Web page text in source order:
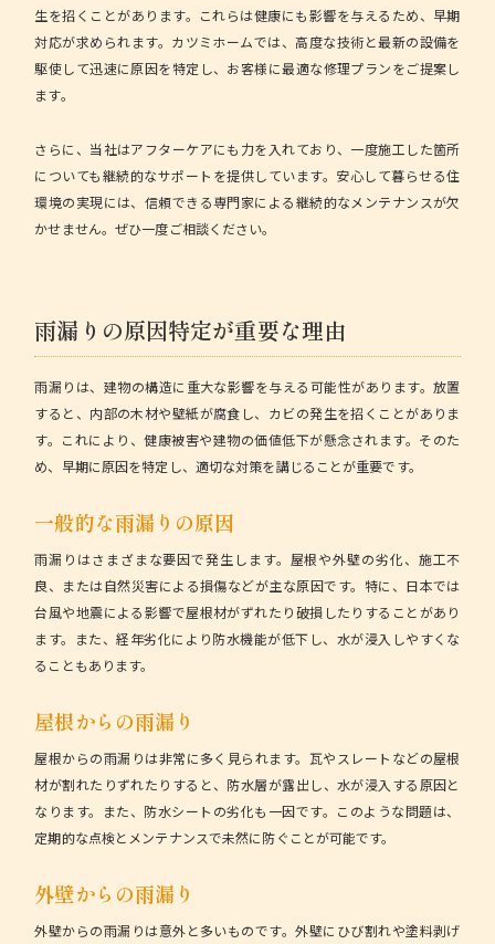
生を招くことがあります。これらは健康にも影響を与えるため、早期
対応が求められます。 カツミホームでは、高度な技術と最新の設備を
駆使して迅速に原因を特定し、お客様に最適な修理プランをご提案し
ます。
さらに、当社はアフターケアにも力を入れており、一度施工した箇所
についても継続的なサポートを提供しています。安心して暮らせる住
環境の実現には、信頼できる専門家による継続的なメンテナンスが欠
かせません。ぜひ一度ご相談ください。
雨漏りの原因特定が重要な理由
雨漏りは、建物の構造に重大な影響を与える可能性があります。放置
すると、内部の木材や壁紙が腐食し、カビの発生を招くことがありま
す。これにより、健康被害や建物の価値低下が懸念されます。そのた
め、早期に原因を特定し、適切な対策を講じることが重要です。
一般的な雨漏りの原因
雨漏りはさまざまな要因で発生します。屋根や外壁の劣化、施工不
良、または自然災害による損傷などが主な原因です。特に、日本では
台風や地震による影響で屋根材がずれたり破損したりすることがあり
ます。また、経年劣化により防水機能が低下し、水が浸入しやすくな
ることもあります。
屋根からの雨漏り
屋根からの雨漏りは非常に多く見られます。瓦やスレートなどの屋根
材が割れたりずれたりすると、防水層が露出し、水が浸入する原因と
なります。また、防水シートの劣化も一因です。このような問題は、
定期的な点検とメンテナンスで未然に防ぐことが可能です。
外壁からの雨漏り
外壁からの雨漏りは意外と多いものです。外壁にひび割れや塗料剥げ